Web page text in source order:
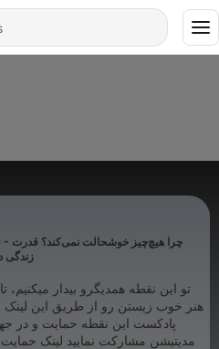
399 -
زندگی
تو این نقطه همدیگرو بیدار میکنیم،
هنر خوب زیستن رو از
پادکست این نقطه حمایت و در
مدیتیشن مشارکت